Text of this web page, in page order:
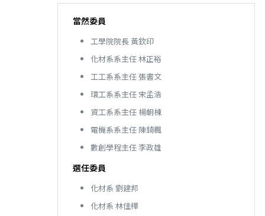
當然委員
工學院院長 黃欽印
化材系系主任 林正裕
工工系系主任 張書文
環工系系主任 宋孟浩
資工系系主任 楊朝棟
電機系系主任 陳錡楓
數創學程主任 李政雄
選任委員
化材系 劉建邦
化材系 林佳樺